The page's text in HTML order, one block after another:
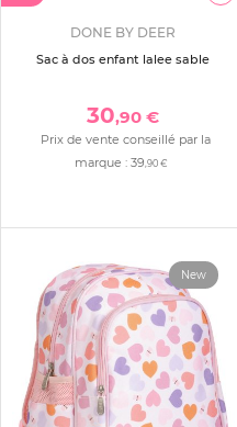
DONE BY DEER
Sac à dos enfant lalee sable
30,90 €
Prix de vente conseillé par la
marque : 39 ,90 €
New